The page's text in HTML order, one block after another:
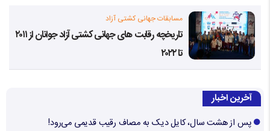
مسابقات جهانی کشتی آزاد
تاریخچه رقابت های جهانی کشتی آزاد جوانان از ۲۰۱۱
تا ۲۰۲۲
آخرین اخبار
پس از هشت سال، کایل دیک به مصاف رقیب قدیمی می‌رود!